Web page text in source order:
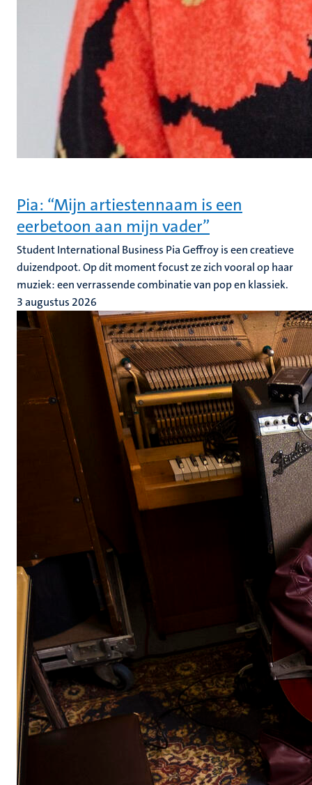
Pia: “Mijn artiestennaam is een
eerbetoon aan mijn vader”
Student International Business Pia Geffroy is een creatieve
duizendpoot. Op dit moment focust ze zich vooral op haar
muziek: een verrassende combinatie van pop en klassiek.
3 augustus 2026